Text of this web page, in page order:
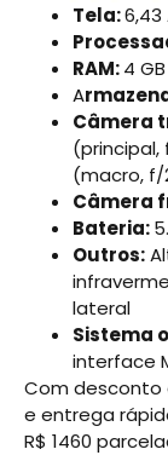
Tela:6,43
RAM:4 GB
A
Câmera
(principal,
(macro, f/
Câmera
Bateria:
Outros:
lateral
Sistema
interface
Com desconto
e entrega
R$ 1460